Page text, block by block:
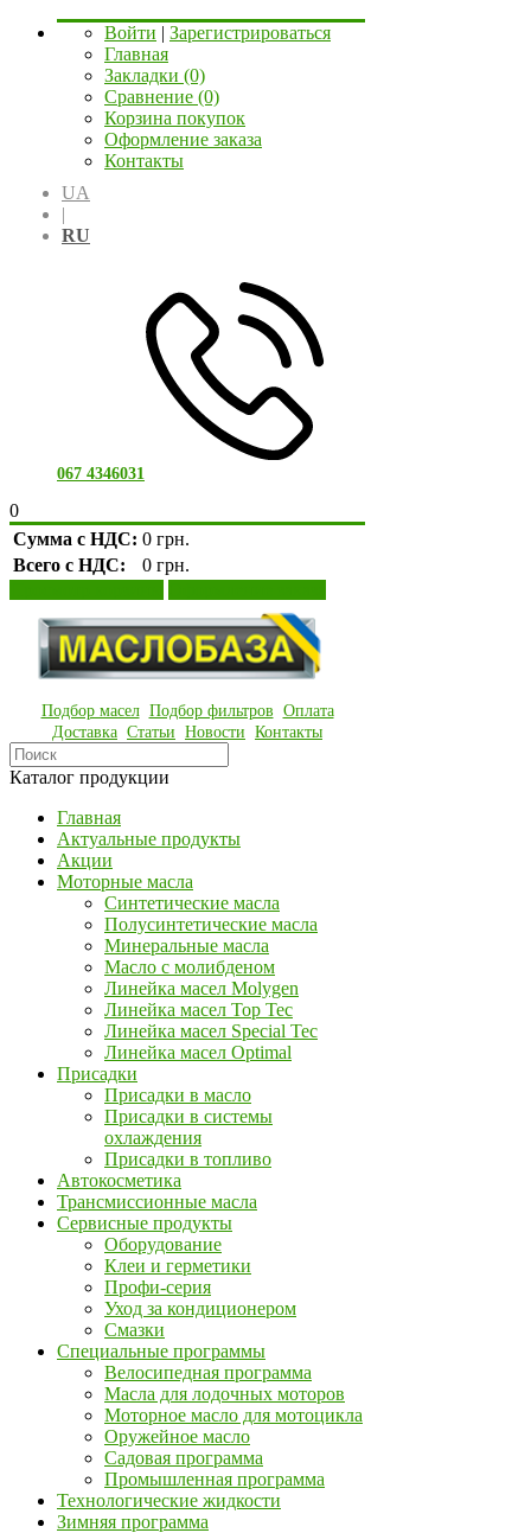
Войти | Зарегистрироваться
Главная
Закладки (0)
Сравнение (0)
Корзина покупок
Оформление заказа
Контакты
UA
|
RU
067 4346031
0
Сумма с НДС: 0 грн.
Всего с НДС:
0 грн.
Подбор масел Подбор фильтров Оплата
Доставка Статьи Новости Контакты
Каталог продукции
Главная
Актуальные продукты
Акции
Моторные масла
Синтетические масла
Полусинтетические масла
Минеральные масла
Масло с молибденом
Линейка масел Molygen
Линейка масел Top Tec
Линейка масел Special Tec
Линейка масел Optimal
Присадки
Присадки в масло
Присадки в системы
охлаждения
Присадки в топливо
Автокосметика
Трансмиссионные масла
Сервисные продукты
Оборудование
Клеи и герметики
Профи-серия
Уход за кондиционером
Смазки
Специальные программы
Велосипедная программа
Масла для лодочных моторов
Моторное масло для мотоцикла
Оружейное масло
Садовая программа
Промышленная программа
Технологические жидкости
Зимняя программа